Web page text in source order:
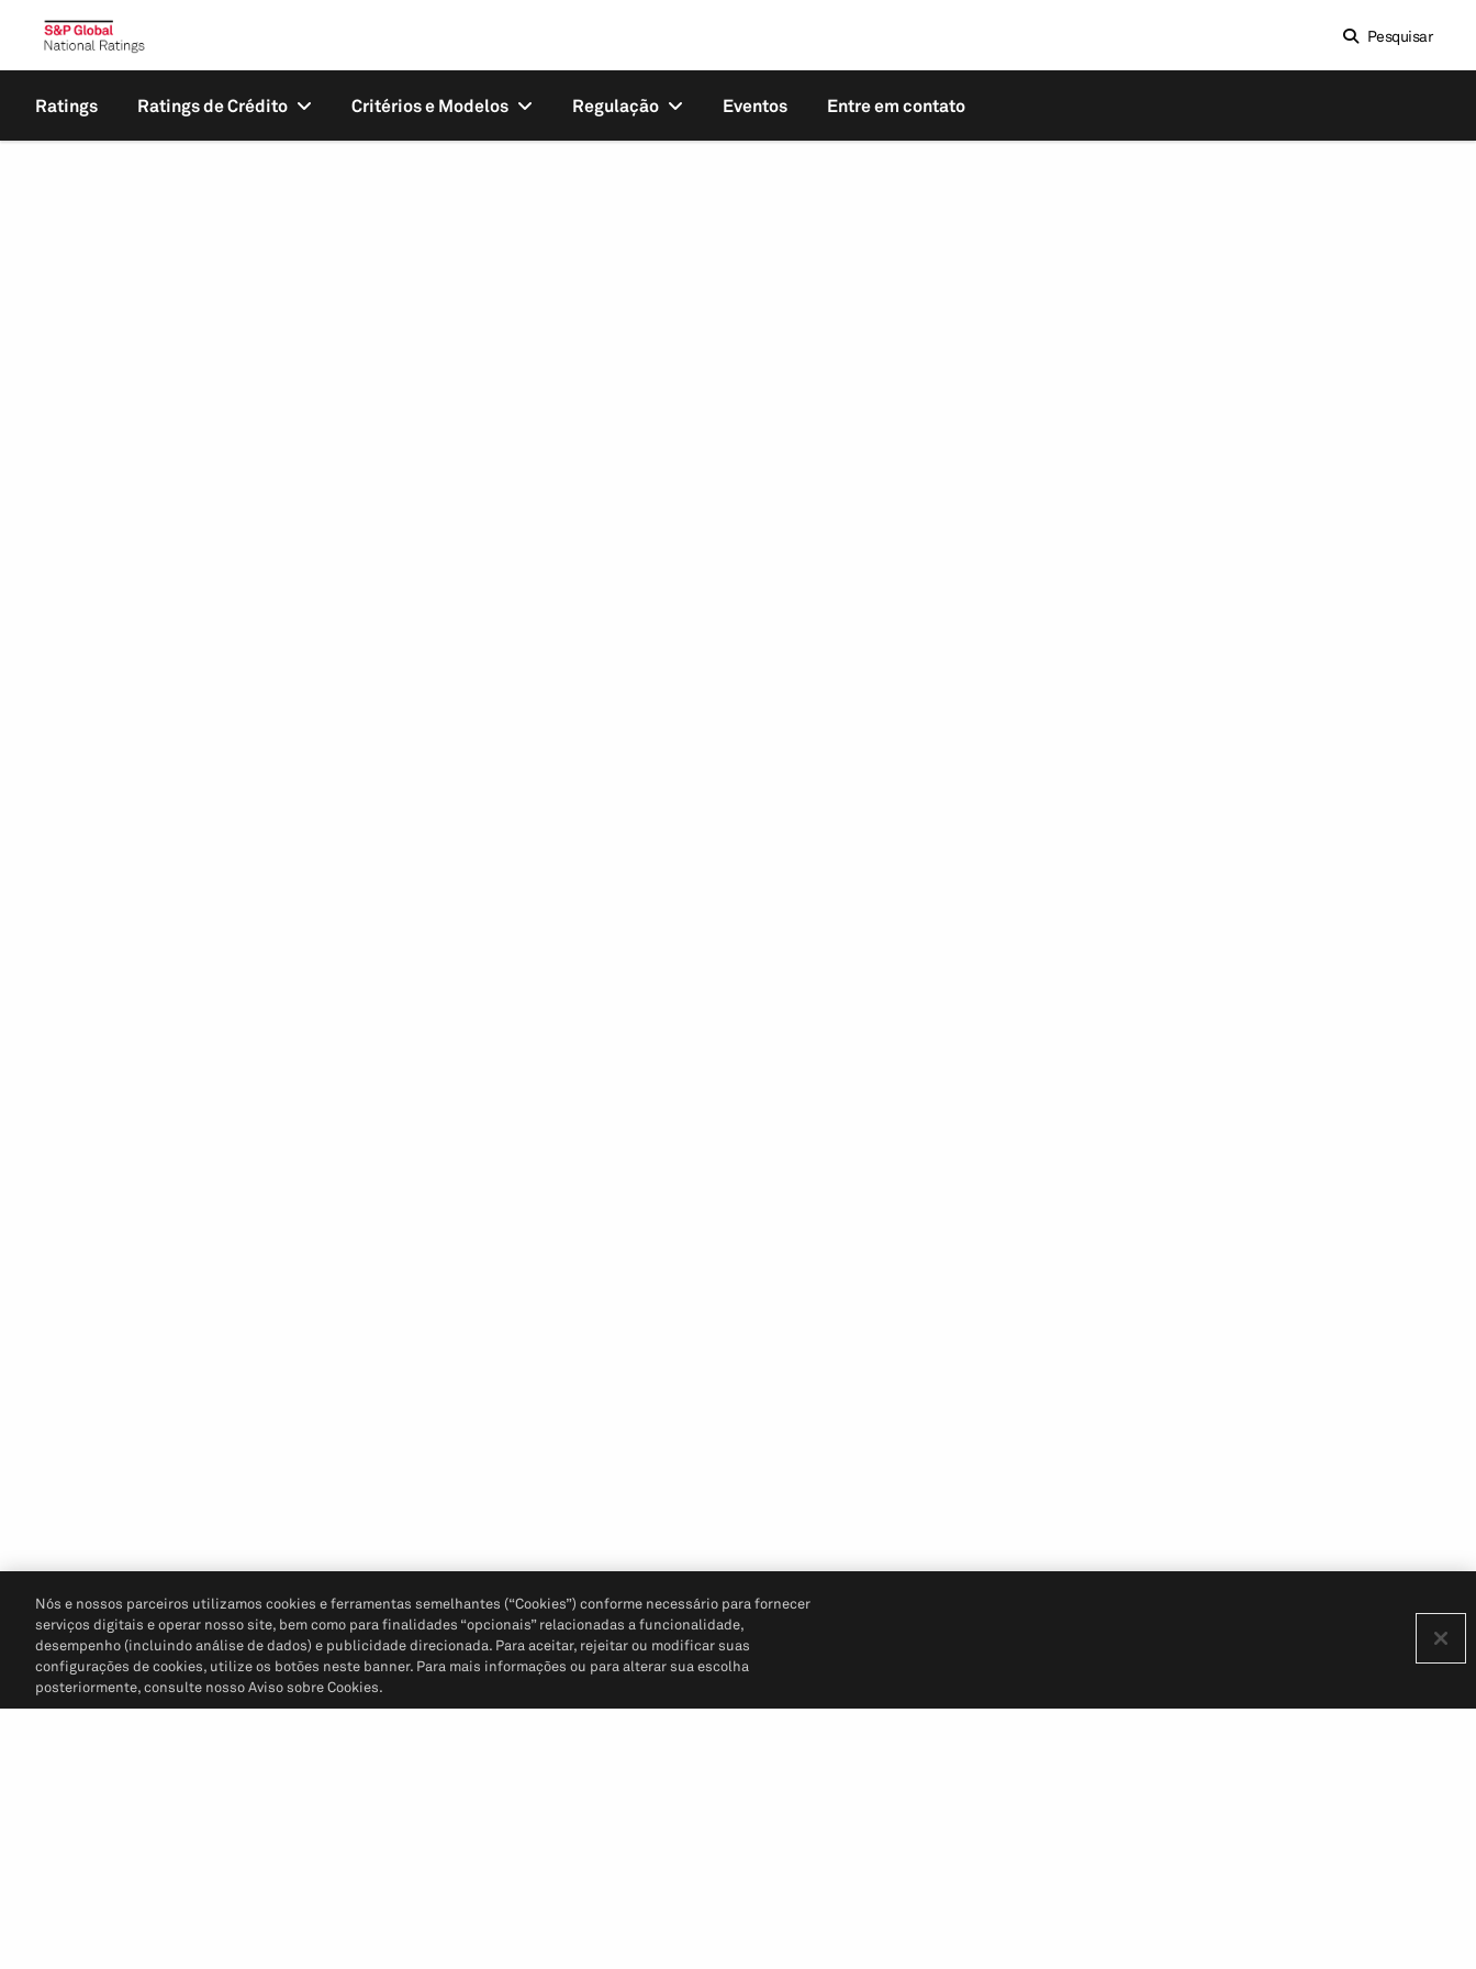
Pesquisar
Ratings Ratings de Crédito Critérios e Modelos Regulação Eventos Entre em contato
Nós e nossos parceiros utilizamos cookies e ferramentas semelhantes (“Cookies”) conforme necessário para fornecer
serviços digitais e operar nosso site, bem como para finalidades “opcionais” relacionadas a funcionalidade,
desempenho (incluindo análise de dados) e publicidade direcionada. Para aceitar, rejeitar ou modificar suas
configurações de cookies, utilize os botões neste banner. Para mais informações ou para alterar sua escolha
posteriormente, consulte nosso Aviso sobre Cookies.